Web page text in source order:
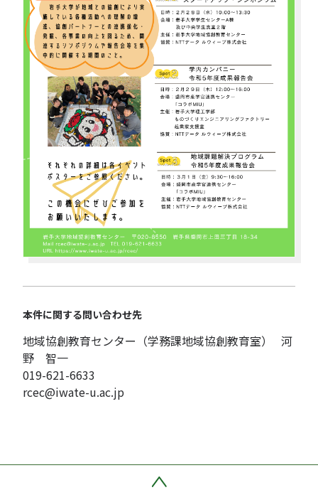
本件に関する問い合わせ先
地域協創教育センター（学務課地域協創教育室） 河
野 智一
019-621-6633
rcec@iwate-u.ac.jp